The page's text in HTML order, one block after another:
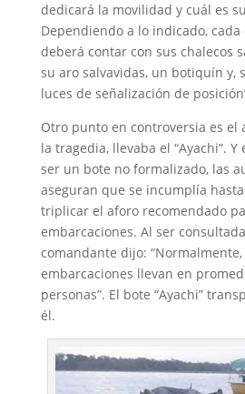
dedicará la movilidad y cuál es
Dependiendo a lo indicado, cada
deberá contar con sus chalecos
su aro salvavidas, un botiquín y,
luces de señalización de
Otro punto en controversia es el
la tragedia, llevaba el “Ayachi”.
ser un bote no formalizado, las
aseguran que se incumplía
triplicar el aforo recomendado
embarcaciones. Al ser
comandante dijo:
embarcaciones llevan en
personas”. El bote “Ayachi”
él.